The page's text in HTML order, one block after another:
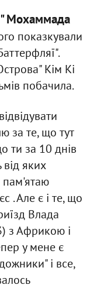
Мохаммада
показкували
Кім Кі
побачила.
за те, що тут
ти за 10 днів
яких
пам'ятаю
. Але є і те, що
Влада
з Африкою і
у мене є
і все,